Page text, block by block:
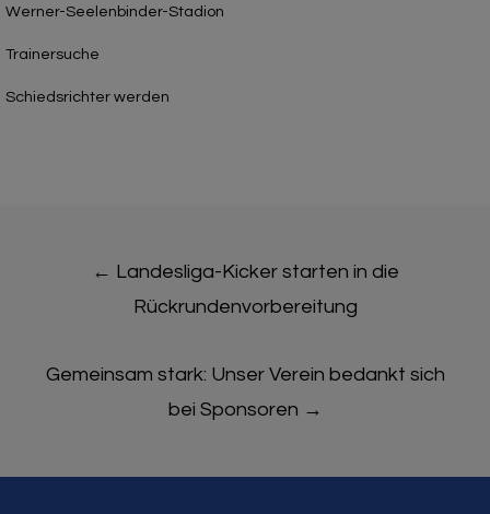
Werner-Seelenbinder-Stadion
Trainersuche
Schiedsrichter werden
navigation
← Landesliga-Kicker starten in die
Rückrundenvorbereitung
Gemeinsam stark: Unser Verein bedankt sich
bei Sponsoren →